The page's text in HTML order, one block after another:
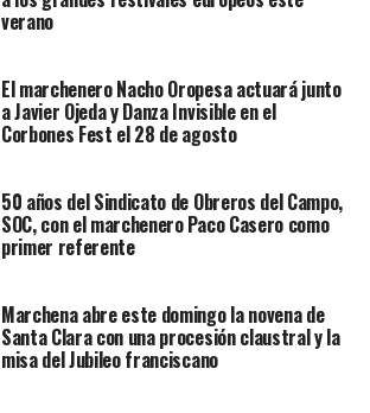
verano
El marchenero Nacho Oropesa actuará junto
a Javier Ojeda y Danza Invisible en el
Corbones Fest el 28 de agosto
50 años del Sindicato de Obreros del Campo,
SOC, con el marchenero Paco Casero como
primer referente
Marchena abre este domingo la novena de
Santa Clara con una procesión claustral y la
misa del Jubileo franciscano